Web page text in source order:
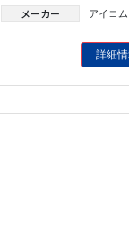
メーカー アイコ
詳細